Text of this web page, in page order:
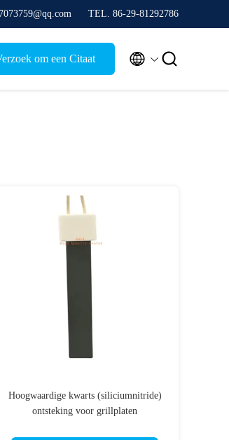
TEL. 86-29-81292786
om een Citaat  
Hoogwaardige kwarts (siliciumnitride)
ontsteking voor grillplaten